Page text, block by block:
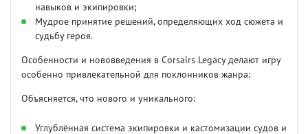
навыков и экипировки;
Мудрое принятие решений, определяющих ход сюжета и
судьбу героя.
Особенности и нововведения в Corsairs Legacy делают игру
особенно привлекательной для поклонников жанра:
Объясняется, что нового и уникального:
Углублённая система экипировки и кастомизации судов и